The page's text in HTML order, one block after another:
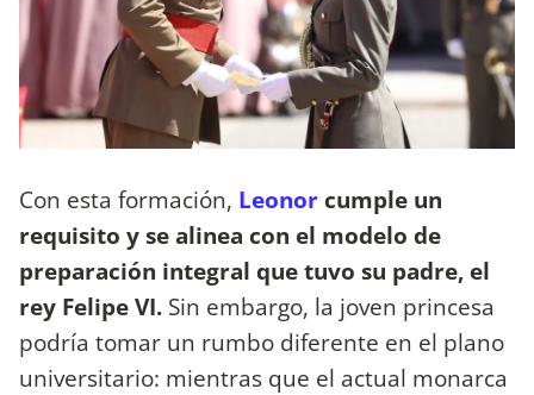
Con esta formación, Leonor cumple un
requisito y se alinea con el modelo de
preparación integral que tuvo su padre, el
rey Felipe VI. Sin embargo, la joven princesa
podría tomar un rumbo diferente en el plano
universitario: mientras que el actual monarca